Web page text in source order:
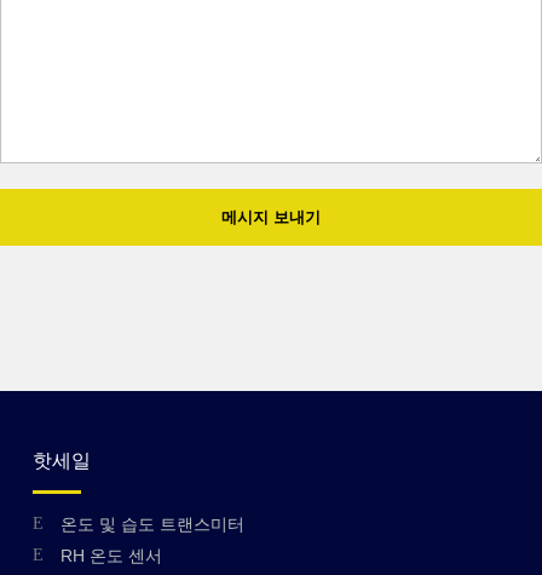
메시지 보내기
핫세일
온도 및 습도 트랜스미터
RH 온도 센서